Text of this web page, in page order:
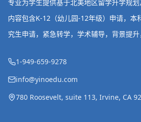
专业为学生提供基于北美地区留学升学规
内容包含K-12（幼儿园-12年级）申请，本
究生申请，紧急转学，学术辅导，背景提升
1-949-659-9278
info@yinoedu.com
780 Roosevelt, suite 113, Irvine, CA